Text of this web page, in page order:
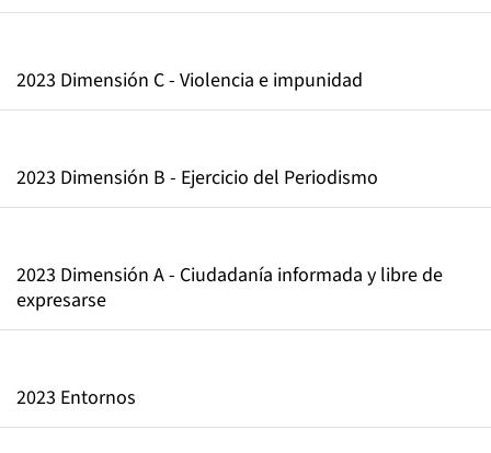
2023 Dimensión C - Violencia e impunidad
2023 Dimensión B - Ejercicio del Periodismo
2023 Dimensión A - Ciudadanía informada y libre de
expresarse
2023 Entornos